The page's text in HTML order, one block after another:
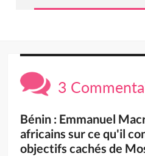
3
Bénin : Emmanuel
africains sur ce qu'il
objectifs cachés de